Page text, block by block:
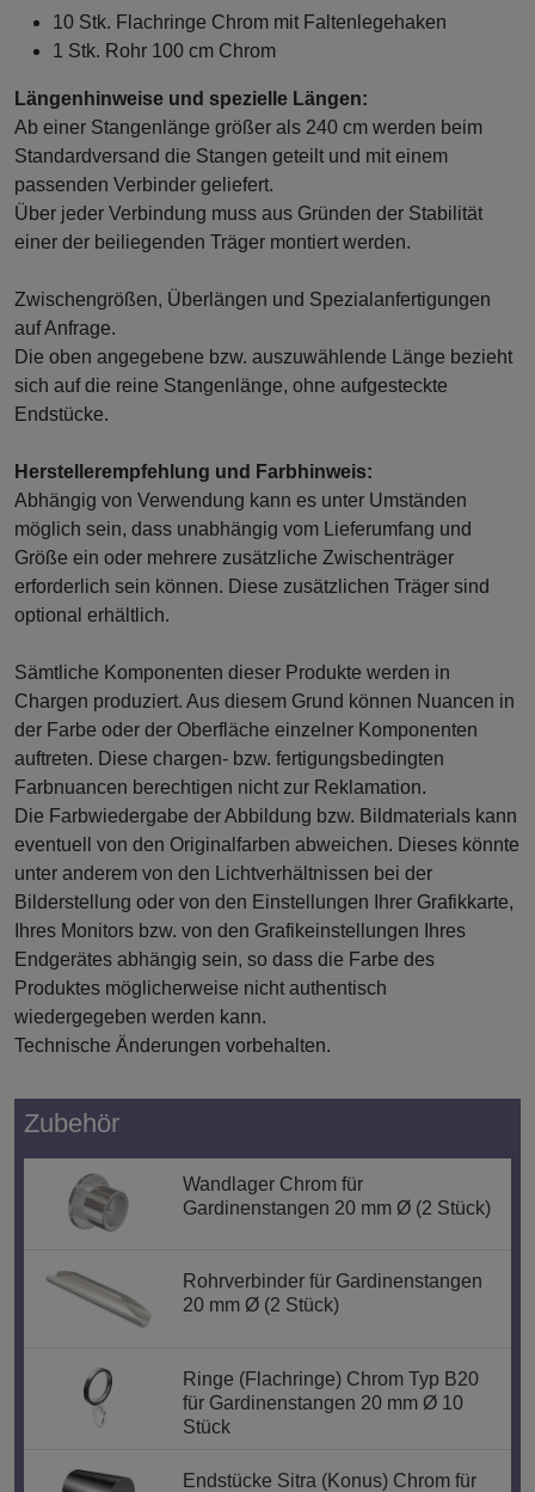
10 Stk. Flachringe Chrom mit Faltenlegehaken
1 Stk. Rohr 100 cm Chrom
Längenhinweise und spezielle Längen:
Ab einer Stangenlänge größer als 240 cm werden beim
Standardversand die Stangen geteilt und mit einem
passenden Verbinder geliefert.
Über jeder Verbindung muss aus Gründen der Stabilität
einer der beiliegenden Träger montiert werden.
Zwischengrößen, Überlängen und Spezialanfertigungen
auf Anfrage.
Die oben angegebene bzw. auszuwählende Länge bezieht
sich auf die reine Stangenlänge, ohne aufgesteckte
Endstücke.
Herstellerempfehlung und Farbhinweis:
Abhängig von Verwendung kann es unter Umständen
möglich sein, dass unabhängig vom Lieferumfang und
Größe ein oder mehrere zusätzliche Zwischenträger
erforderlich sein können. Diese zusätzlichen Träger sind
optional erhältlich.
Sämtliche Komponenten dieser Produkte werden in
Chargen produziert. Aus diesem Grund können Nuancen in
der Farbe oder der Oberfläche einzelner Komponenten
auftreten. Diese chargen- bzw. fertigungsbedingten
Farbnuancen berechtigen nicht zur Reklamation.
Die Farbwiedergabe der Abbildung bzw. Bildmaterials kann
eventuell von den Originalfarben abweichen. Dieses könnte
unter anderem von den Lichtverhältnissen bei der
Bilderstellung oder von den Einstellungen Ihrer Grafikkarte,
Ihres Monitors bzw. von den Grafikeinstellungen Ihres
Endgerätes abhängig sein, so dass die Farbe des
Produktes möglicherweise nicht authentisch
wiedergegeben werden kann.
Technische Änderungen vorbehalten.
Zubehör
Wandlager Chrom für
Gardinenstangen 20 mm Ø (2 Stück)
Rohrverbinder für Gardinenstangen
20 mm Ø (2 Stück)
Ringe (Flachringe) Chrom Typ B20
für Gardinenstangen 20 mm Ø 10
Stück
Endstücke Sitra (Konus) Chrom für